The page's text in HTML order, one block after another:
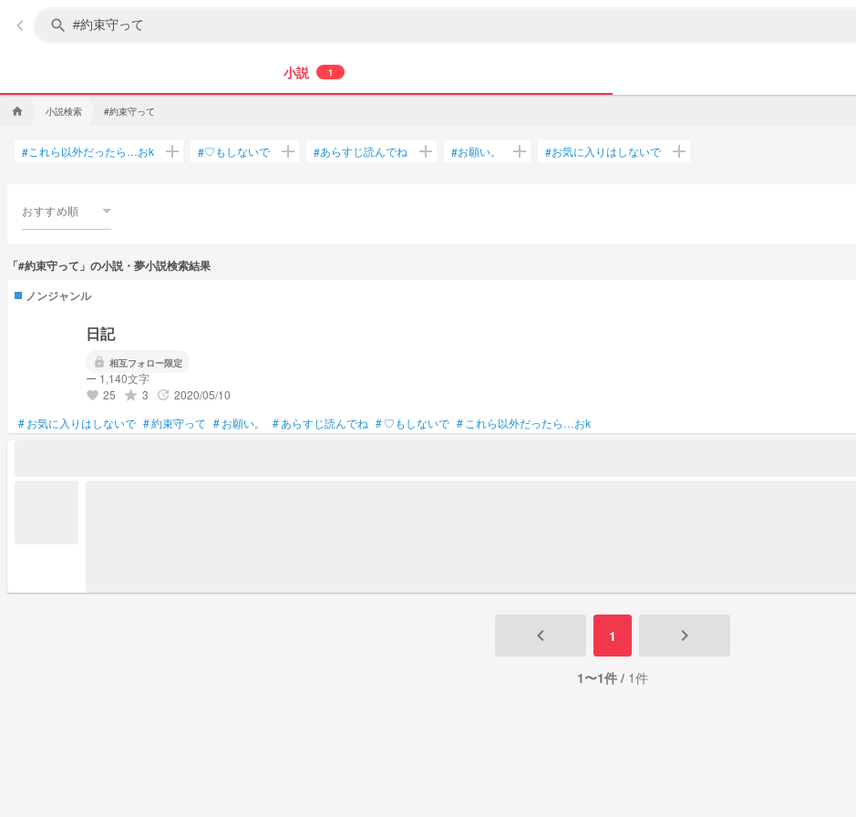
keyboard_arrow_left search
小説 1
home 小説検索 #約束守って
#これら以外だったら…おk add #♡もしないで add #あらすじ読んでね add #お願い。 add #お気に入りはしないで add
おすすめ順
「#約束守って」の小説・夢小説検索結果
ノンジャンル
日記
lock 相互フォロー限定
ー 1,140文字
favorite 25 grade 3 update 2020/05/10
#お気に入りはしないで #約束守って #お願い。 #あらすじ読んでね #♡もしないで # これら以外だったら…おk
keyboard_arrow_left 1 keyboard_arrow_right
1〜1件 / 1件